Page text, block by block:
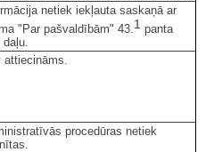
netiek iekļauta saskaņā ar
"Par pašvaldībām" 43. 1 panta
attiecināms.
procedūras netiek